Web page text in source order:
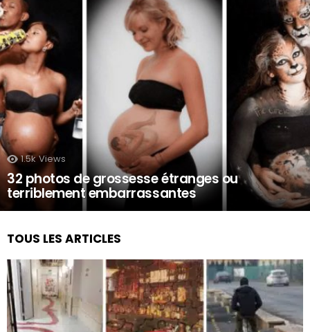
1.5k Views
32 photos de grossesse étranges ou
terriblement embarrassantes
TOUS LES ARTICLES